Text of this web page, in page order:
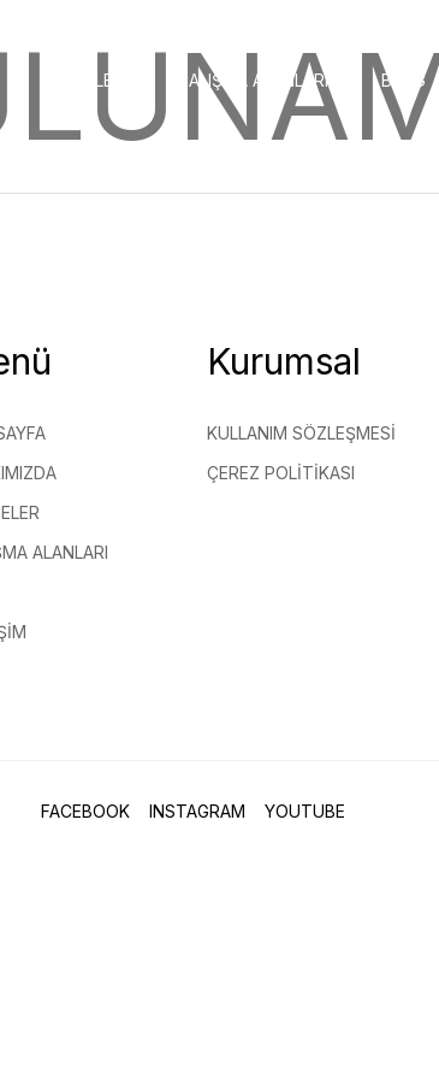
PROJELER ÇALIŞMA ALANLARI BLOG
ALANLARI
Kurumsal
KULLANIM SÖZLEŞMESI
ÇEREZ POLITIKASI
FACEBOOK INSTAGRAM YOUTUBE